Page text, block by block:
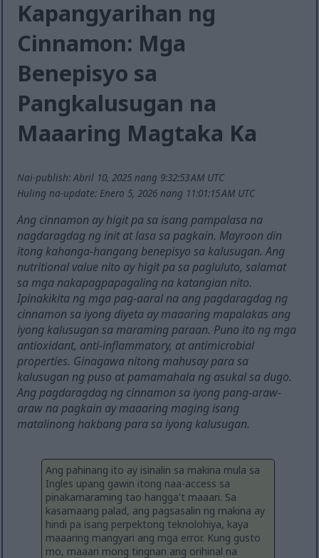
Kapangyarihan ng
Cinnamon: Mga
Benepisyo sa
Pangkalusugan na
Maaaring Magtaka Ka
Nai-publish: Abril 10, 2025 nang 9:32:53 AM UTC
Huling na-update: Enero 5, 2026 nang 11:01:15 AM UTC
Ang cinnamon ay higit pa sa isang pampalasa na
nagdaragdag ng init at lasa sa pagkain. Mayroon din
itong kahanga-hangang benepisyo sa kalusugan. Ang
nutritional value nito ay higit pa sa pagluluto, salamat
sa mga nakapagpapagaling na katangian nito.
Ipinakikita ng mga pag-aaral na ang pagdaragdag ng
cinnamon sa iyong diyeta ay maaaring mapalakas ang
iyong kalusugan sa maraming paraan. Puno ito ng mga
antioxidant, anti-inflammatory, at antimicrobial
properties. Ginagawa nitong mahusay para sa
kalusugan ng puso at pamamahala ng asukal sa dugo.
Ang pagdaragdag ng cinnamon sa iyong pang-araw-
araw na pagkain ay maaaring maging isang
matalinong hakbang para sa iyong kalusugan.
Ang pahinang ito ay isinalin sa makina mula sa
Ingles upang gawin itong naa-access sa
pinakamaraming tao hangga't maaari. Sa
kasamaang palad, ang pagsasalin ng makina ay
hindi pa isang perpektong teknolohiya, kaya
maaaring mangyari ang mga error. Kung gusto
mo, maaari mong tingnan ang orihinal na